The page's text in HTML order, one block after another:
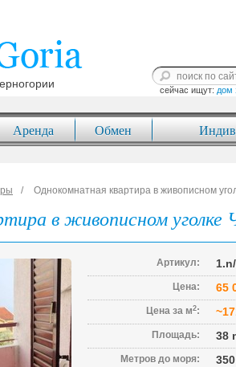
сейчас ищут: дом
Аренда Обмен
Однокомнатная квартира в живописном
в живописном уголке
Артикул:
Цена: 65
Цена за м2:
Площадь: 38
Метров до моря: 350